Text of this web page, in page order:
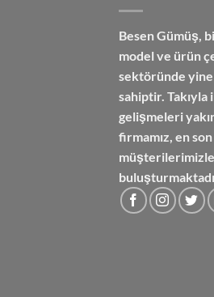
Besen Gümüş,
model ve ürün
sektöründe
sahiptir. Takıyla
gelişmeleri
firmamız, en
müşterilerimizle